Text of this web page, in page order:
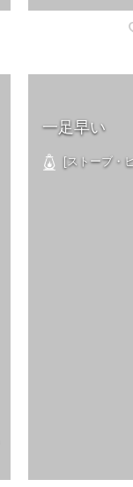
一足早い
[ストーブ・